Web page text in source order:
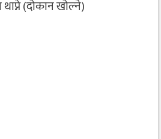
(दोकान खोल्ने)